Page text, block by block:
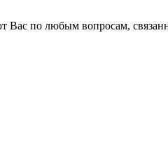
Вас по любым вопросам,